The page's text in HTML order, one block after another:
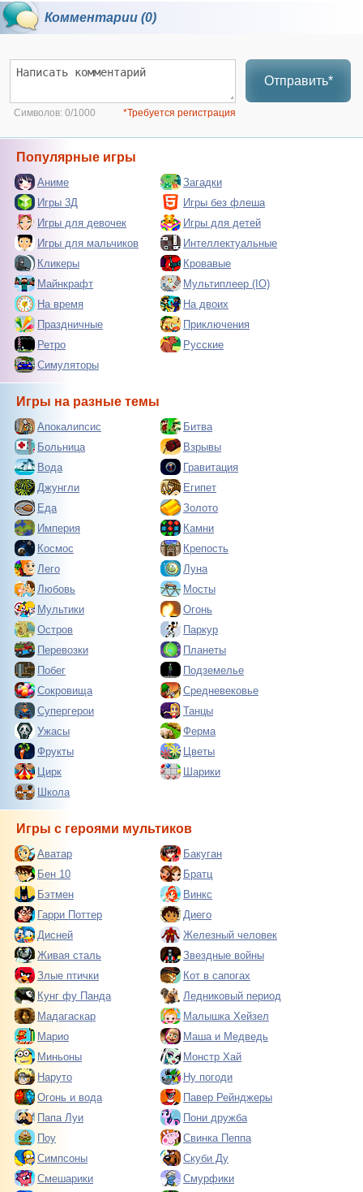
Комментарии (0)
Отправить*
Символов: 0/1000 *Требуется регистрация
Популярные игры
Аниме
Загадки
Игры 3Д
Игры без флеша
Игры для девочек
Игры для детей
Игры для мальчиков
Интеллектуальные
Кликеры
Кровавые
Майнкрафт
Мультиплеер (IO)
На время
На двоих
Праздничные
Приключения
Ретро
Русские
Симуляторы
Игры на разные темы
Апокалипсис
Битва
Больница
Взрывы
Вода
Гравитация
Джунгли
Египет
Еда
Золото
Империя
Камни
Космос
Крепость
Лего
Луна
Любовь
Мосты
Мультики
Огонь
Остров
Паркур
Перевозки
Планеты
Побег
Подземелье
Сокровища
Средневековье
Супергерои
Танцы
Ужасы
Ферма
Фрукты
Цветы
Цирк
Шарики
Школа
Игры с героями мультиков
Аватар
Бакуган
Бен 10
Братц
Бэтмен
Винкс
Гарри Поттер
Диего
Дисней
Железный человек
Живая сталь
Звездные войны
Злые птички
Кот в сапогах
Кунг фу Панда
Ледниковый период
Мадагаскар
Малышка Хейзел
Марио
Маша и Медведь
Миньоны
Монстр Хай
Наруто
Ну погоди
Огонь и вода
Павер Рейнджеры
Папа Луи
Пони дружба
Поу
Свинка Пеппа
Симпсоны
Скуби Ду
Смешарики
Смурфики